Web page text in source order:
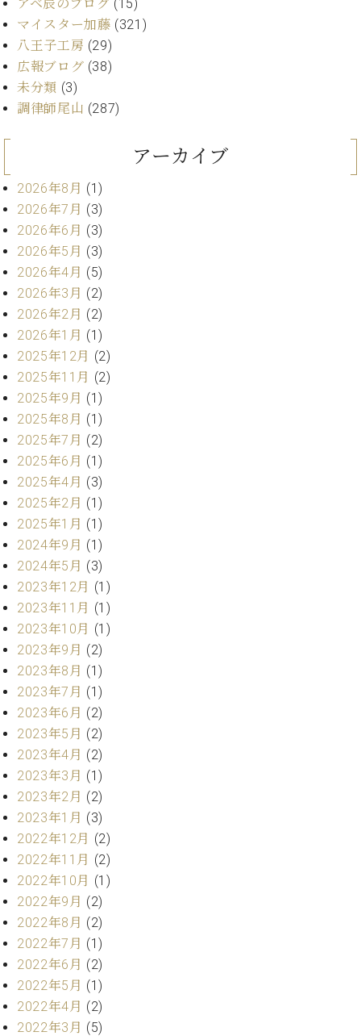
ト
ピ
ア
ノ
C.
ベ
タ
イ
レ
ジ
デ
ン
ス
ア
ッ
プ
ラ
イ
ト
ピ
ノ
C.
ベ
ヒ
シ
ュ
タ
イ
ン
ア
カ
デ
ミ
ー
W.
ホ
フ
マ
ン
プ
ロ
フ
ェ
ッ
シ
ョ
ナ
ル
ジオ
レン
タル
ホー
ル・
スタ
ジオ
画
収
録
ー
ビ
ス
音
楽
ピ
ア
ノ
の
コ
シ
ェ
ル
ジ
ュ
セ
ス
セン
トラ
ム東
ご案
内
(PDF)
お
問
わ
せ
本
社
：
八
王
子
・
アベ辰のブログ (15)
マイスター加藤 (321)
八王子工房 (29)
広報ブログ (38)
未分類 (3)
調律師尾山 (287)
アーカイブ
2026年8月 (1)
2026年7月 (3)
2026年6月 (3)
2026年5月 (3)
2026年4月 (5)
2026年3月 (2)
2026年2月 (2)
2026年1月 (1)
2025年12月 (2)
2025年11月 (2)
2025年9月 (1)
2025年8月 (1)
2025年7月 (2)
2025年6月 (1)
2025年4月 (3)
2025年2月 (1)
2025年1月 (1)
2024年9月 (1)
2024年5月 (3)
2023年12月 (1)
2023年11月 (1)
2023年10月 (1)
2023年9月 (2)
2023年8月 (1)
2023年7月 (1)
2023年6月 (2)
2023年5月 (2)
2023年4月 (2)
2023年3月 (1)
2023年2月 (2)
2023年1月 (3)
2022年12月 (2)
2022年11月 (2)
2022年10月 (1)
2022年9月 (2)
2022年8月 (2)
2022年7月 (1)
2022年6月 (2)
2022年5月 (1)
2022年4月 (2)
2022年3月 (5)